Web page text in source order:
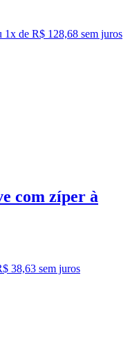
1x de R$ 128,68 sem juros
com zíper à
38,63 sem juros